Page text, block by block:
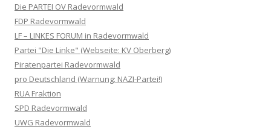
Die PARTEI OV Radevormwald
FDP Radevormwald
LF – LINKES FORUM in Radevormwald
Partei "Die Linke" (Webseite: KV Oberberg)
Piratenpartei Radevormwald
pro Deutschland (Warnung: NAZI-Partei!)
RUA Fraktion
SPD Radevormwald
UWG Radevormwald